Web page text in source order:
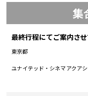
集
最終行程にてご案内さ
東京都
ユナイテッド・シネマ アクア